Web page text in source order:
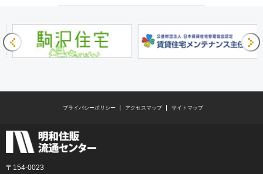
プライバシーポリシー アクセスマップ サイトマップ
〒154-0023